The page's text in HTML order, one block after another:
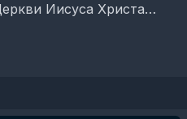
Иисуса Христа
её основателе
о Дацане